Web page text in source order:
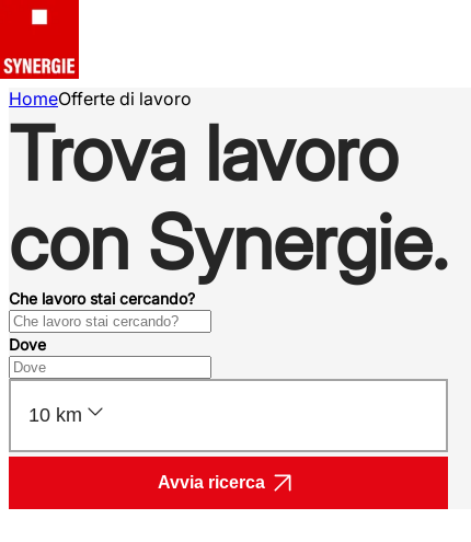
HomeOfferte di lavoro
Trova lavoro
con Synergie.
Che lavoro stai cercando?
Dove
10 km
Avvia ricerca